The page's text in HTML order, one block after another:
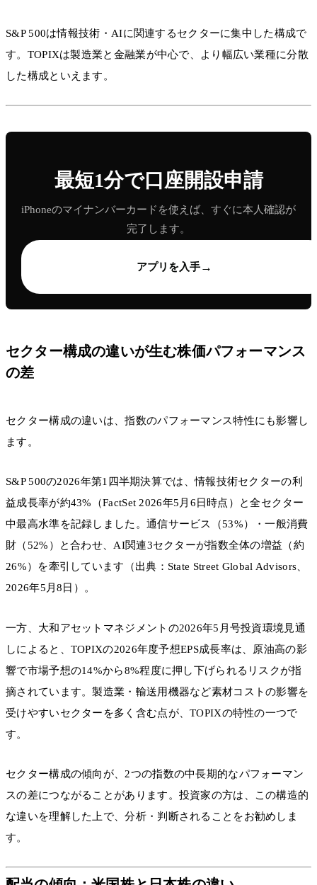
S&P 500は情報技術・AIに関連するセクターに集中した構成で
す。TOPIXは製造業と金融業が中心で、より幅広い業種に分散
した構成といえます。
最短1分で口座開設申請
iPhoneのマイナンバーカードを使えば、すぐに本人確認が
完了します。
アプリを入手→
セクター構成の違いが生む株価パフォーマンス
の差
セクター構成の違いは、指数のパフォーマンス特性にも影響し
ます。
S&P 500の2026年第1四半期決算では、情報技術セクターの利
益成長率が約43%（FactSet 2026年5月6日時点）と全セクター
中最高水準を記録しました。通信サービス（53%）・一般消費
財（52%）と合わせ、AI関連3セクターが指数全体の増益（約
26%）を牽引しています（出典：State Street Global Advisors、
2026年5月8日）。
一方、大和アセットマネジメントの2026年5月号投資環境見通
しによると、TOPIXの2026年度予想EPS成長率は、原油高の影
響で市場予想の14%から8%程度に押し下げられるリスクが指
摘されています。製造業・輸送用機器など素材コストの影響を
受けやすいセクターを多く含む点が、TOPIXの特性の一つで
す。
セクター構成の傾向が、2つの指数の中長期的なパフォーマン
スの差につながることがあります。投資家の方は、この構造的
な違いを理解した上で、分析・判断されることをお勧めしま
す。